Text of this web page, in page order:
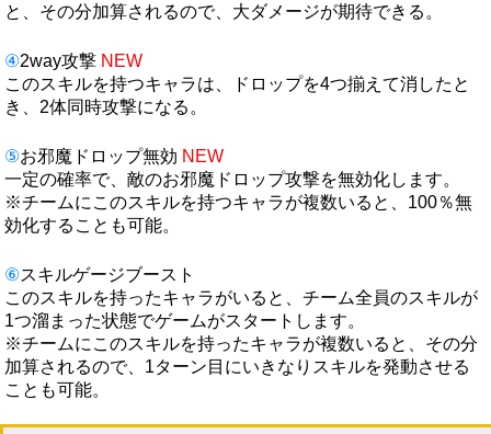
と、その分加算されるので、大ダメージが期待できる。
④2way攻撃 NEW
このスキルを持つキャラは、ドロップを4つ揃えて消したと
き、2体同時攻撃になる。
⑤お邪魔ドロップ無効 NEW
一定の確率で、敵のお邪魔ドロップ攻撃を無効化します。
※チームにこのスキルを持つキャラが複数いると、100％無
効化することも可能。
⑥スキルゲージブースト
このスキルを持ったキャラがいると、チーム全員のスキルが
1つ溜まった状態でゲームがスタートします。
※チームにこのスキルを持ったキャラが複数いると、その分
加算されるので、1ターン目にいきなりスキルを発動させる
ことも可能。